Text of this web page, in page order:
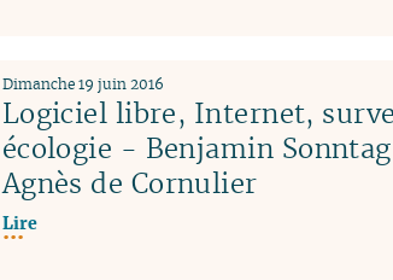
Logiciel libre, Internet,
écologie - Benjamin
Agnès de Cornulier
Dimanche 19 juin 2016
Lire